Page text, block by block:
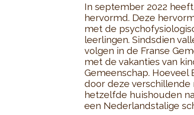
In september 2022
hervormd. Deze
met de
leerlingen. Sindsdien
volgen in de Franse
met de vakanties van
Gemeenschap. Hoeveel
door deze
hetzelfde huishouden
een Nederlandstalige